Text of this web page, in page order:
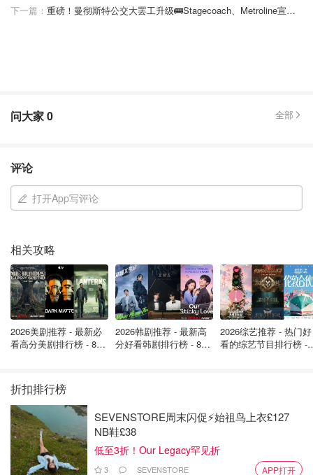
迹无关，而这正是流星雨的特征。
人们认为偶发流星的起源包括广泛散布的古老流星群残余、
尚未识别的小型流星群，以及来自环形源和顶端源的物质。
据英国《快报》报道，它们是研究流星雨的重要基准，代表
尼古拉斯的X帖子瞬间引发网友热议，评论区迅速被点赞和
惊叹淹没，大家纷纷称赞他照片的质量和快速捕捉奇景的能
力。
ID为"CaptainQuack"的网友说："我在西伦敦也看到了！恭
下一篇：
重磅！曼彻斯特公交大罢工升级🚌Stagecoach、Metroline宣布停运
问大家0 全部
评论
打开App写评论
相关攻略
2026美剧推荐 - 最新必
看高分美剧排行榜 - 8月
2026韩剧推荐 - 最新高
分好看韩剧排行榜 - 8月
2026综艺推荐 - 热门好
看的综艺节目排行榜 -
折扣排行榜
SEVENSTORE周末闪促⚡️始祖鸟上衣£127
NB鞋£38
低至3折！Our Legacy罕见折
3 SEVENSTORE APP打开